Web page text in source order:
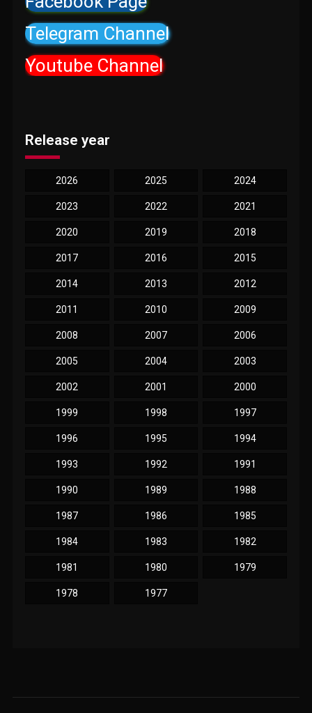
Telegram Channel
Youtube Channel
Release year
2026 2025 2024
2023 2022 2021
2020 2019 2018
2017 2016 2015
2014 2013 2012
2011 2010 2009
2008 2007 2006
2005 2004 2003
2002 2001 2000
1999 1998 1997
1996 1995 1994
1993 1992 1991
1990 1989 1988
1987 1986 1985
1984 1983 1982
1981 1980 1979
1978 1977